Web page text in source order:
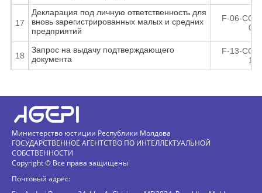
Декларация под личную ответственность для
вновь зарегистрированных малых и средних
предприятий
F-06-CC-
Запрос на выдачу подтверждающего
документа
F-13-CC-
17
18
Министерство юстиции Республики Молдова
ГОСУДАРСТВЕННОЕ АГЕНТСТВО ПО ИНТЕЛЛЕКТУАЛЬНОЙ
СОБСТВЕННОСТИ
Copyright © Все права защищены
Почтовый адрес: